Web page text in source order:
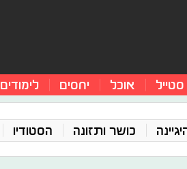
סטייל אוכל יחסים לימודים
כושר ותזונה הסטודיו